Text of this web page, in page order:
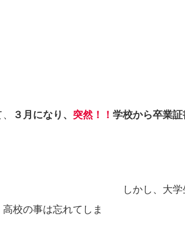
３月になり、 突然！！ 学校から卒
し、大学生になるとオ
高校の事は忘れてしま